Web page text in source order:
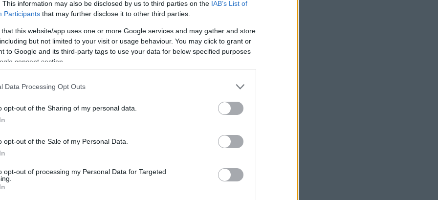
This information may also be disclosed by us to third parties on the IAB’s List of
Participants that may further disclose it to other third parties.
that this website/app uses one or more Google services and may gather and store
but not limited to your visit or usage behaviour. You may click to grant or
to Google and its third-party tags to use your data for below specified purposes
consent section.
Data Processing Opt Outs
opt-out of the Sharing of my personal data.
opt-out of the Sale of my Personal Data.
opt-out of processing my Personal Data for Targeted
csendben ült néhány pillanatig... én még nem
tértem magamhoz, és nem hiszem el amit
láttam. Több olyan szó forog most a fejemben
ami nem pont papírra való, és a látottakat…
tovább »
The Hangover
Vicces és tanulságos
A vászonról
Mafilm
My Causes..pls Join!